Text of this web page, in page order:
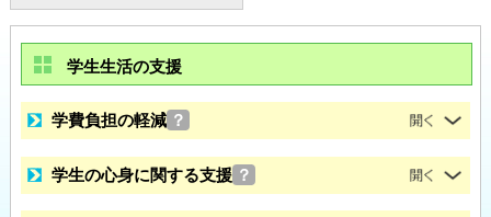
学生生活の支援
学費負担の軽減 ？
学生の心身に関する支援 ？